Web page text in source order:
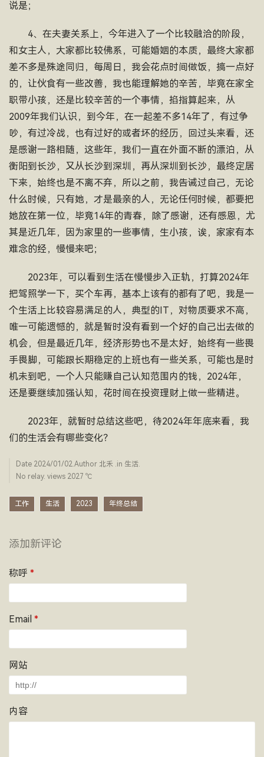
说是；
4、在夫妻关系上，今年进入了一个比较融洽的阶段，
和女主人，大家都比较佛系，可能婚姻的本质，最终大家都
差不多是殊途同归，每周日，我会花点时间做饭，搞一点好
的，让伙食有一些改善，我也能理解她的辛苦，毕竟在家全
职带小孩，还是比较辛苦的一个事情，掐指算起来，从
2009年我们认识，到今年，在一起差不多14年了，有过争
吵，有过冷战，也有过好的或者坏的经历，回过头来看，还
是感谢一路相随，这些年，我们一直在外面不断的漂泊，从
衡阳到长沙，又从长沙到深圳，再从深圳到长沙，最终定居
下来，始终也是不离不弃，所以之前，我告诫过自己，无论
什么时候，只有她，才是最亲的人，无论任何时候，都要把
她放在第一位，毕竟14年的青春，除了感谢，还有感恩，尤
其是近几年，因为家里的一些事情，生小孩，诶，家家有本
难念的经，慢慢来吧；
2023年，可以看到生活在慢慢步入正轨，打算2024年
把驾照学一下，买个车再，基本上该有的都有了吧，我是一
个生活上比较容易满足的人，典型的IT，对物质要求不高，
唯一可能遗憾的，就是暂时没有看到一个好的自己出去做的
机会，但是最近几年，经济形势也不是太好，始终有一些畏
手畏脚，可能跟长期稳定的上班也有一些关系，可能也是时
机未到吧，一个人只能赚自己认知范围内的钱，2024年，
还是要继续加强认知，花时间在投资理财上做一些精进。
2023年，就暂时总结这些吧，待2024年年底来看，我
们的生活会有哪些变化？
Date 2024/01/02.Author 北禾 .in 生活.
No relay. views 2027 ­℃
工作 生活 2023 年终总结
添加新评论
称呼 *
Email *
网站
内容